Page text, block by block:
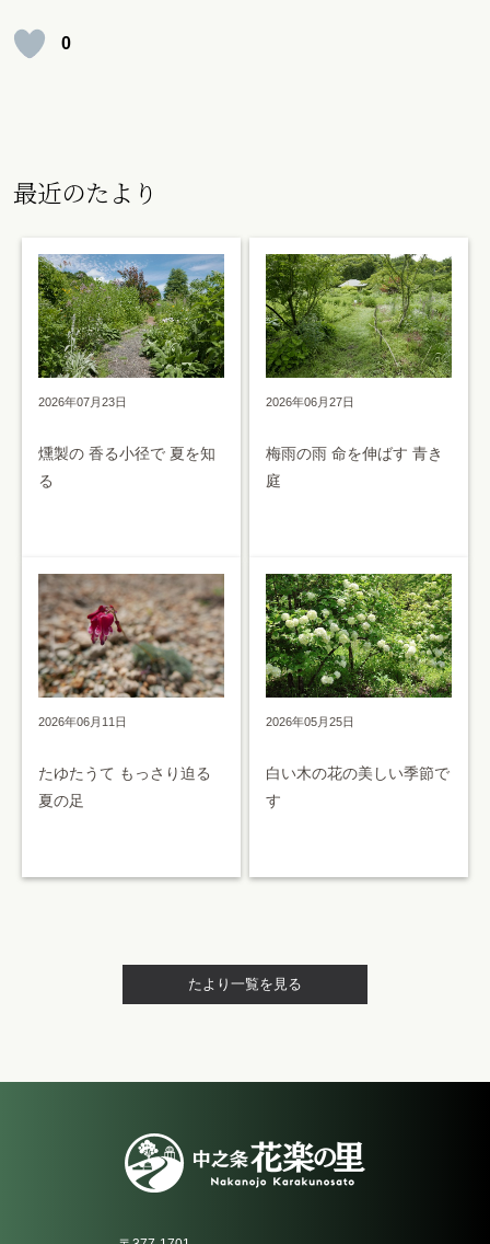
0
最近のたより
2026年07月23日
燻製の 香る小径で 夏を知
る
2026年06月27日
梅雨の雨 命を伸ばす 青き
庭
2026年06月11日
たゆたうて もっさり迫る
夏の足
2026年05月25日
白い木の花の美しい季節で
す
たより一覧を見る